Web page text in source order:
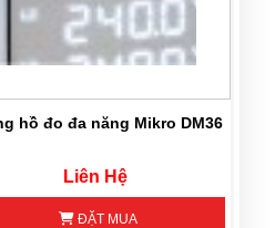
hồ đo đa năng Mikro DM36
Liên Hệ
ĐẶT MUA